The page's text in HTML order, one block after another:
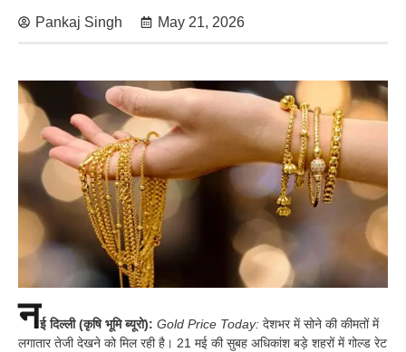
Pankaj Singh May 21, 2026
नई दिल्ली (कृषि भूमि ब्यूरो): Gold Price Today: देशभर में सोने की कीमतों में
लगातार तेजी देखने को मिल रही है। 21 मई की सुबह अधिकांश बड़े शहरों में गोल्ड रेट